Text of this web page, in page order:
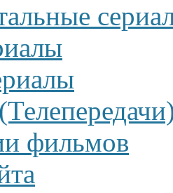
фильмов